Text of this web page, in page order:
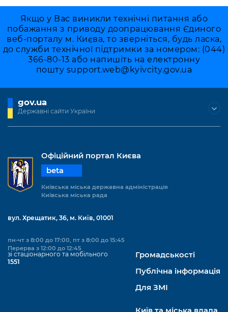
Якщо у Вас виникли технічні питання або
побажання з приводу доопрацювання Єдиного
веб-порталу м. Києва, то зверніться, будь ласка,
до служби технічної підтримки за номером: (044)
366-80-13 або напишіть на електронну
пошту support.web@kyivcity.gov.ua
gov.ua
Державні сайти України
Офіційний портал Києва
beta
Київська міська державна адміністрація
Київська міська рада
вул. Хрещатик, 36, м. Київ, 01001
пн-чт з 8:00 до 17:00, пт з 8:00 до 15:45
Перерва з 12:00 до 12:45
зі стаціонарного та мобільного
1551
Громадськості
Публічна інформація
Для ЗМІ